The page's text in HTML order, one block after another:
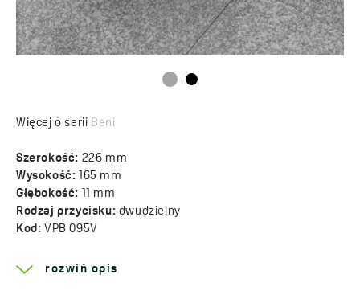
Więcej o serii Beni
Szerokość: 226 mm
Wysokość:
165 mm
Głębokość: 11 mm
Rodzaj przycisku: dwudzielny
Kod: VPB 095V
rozwiń opis